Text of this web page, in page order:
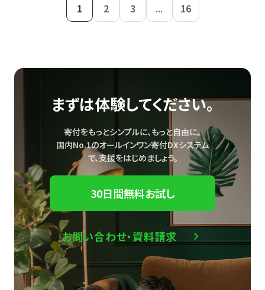
1 2 3 ... 16
まずは体験してください。
寄付をもっとシンプルに、もっと自由に。
国内No.1のオールインワン寄付DXシステム
で、支援をはじめましょう。
30日間無料お試し
お問い合わせ・資料請求